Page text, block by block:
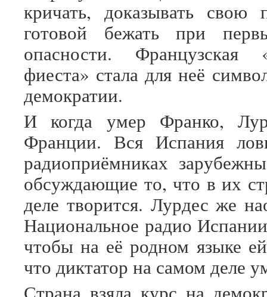
кричать, доказывать свою
готовой бежать при
опасности. Французская
фиеста» стала для неё
демократии.
И когда умер Франко,
Франции. Вся Испания
радиоприёмниках
обсуждающие то, что в их
деле творится. Лурдес же
Национальное радио
чтобы на её родном языке
что диктатор на самом деле